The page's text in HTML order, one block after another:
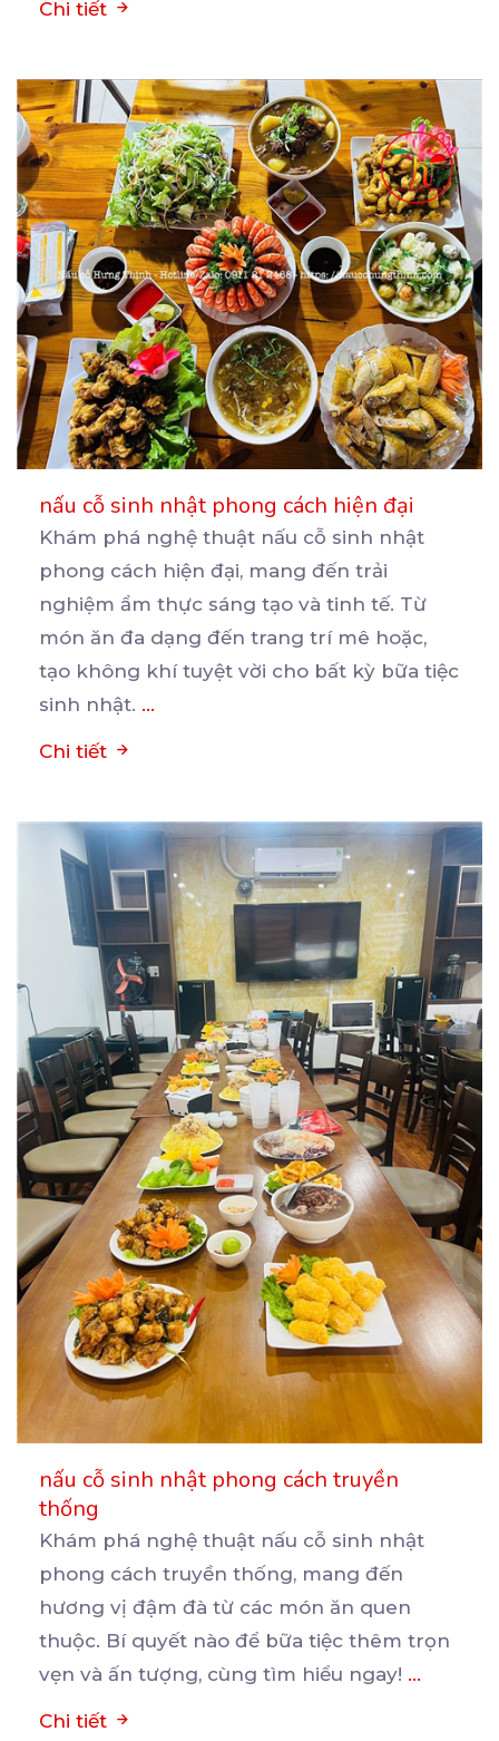
Chi tiết
nấu cỗ sinh nhật phong cách hiện đại
Khám phá nghệ thuật nấu cỗ sinh nhật
phong cách hiện đại, mang đến trải
nghiệm ẩm thực sáng tạo và tinh tế. Từ
món ăn đa dạng đến trang trí mê hoặc,
tạo không khí tuyệt vời cho bất kỳ bữa tiệc
sinh nhật. ...
Chi tiết
nấu cỗ sinh nhật phong cách truyền
thống
Khám phá nghệ thuật nấu cỗ sinh nhật
phong cách truyền thống, mang đến
hương vị đậm đà từ các món ăn quen
thuộc. Bí quyết nào để bữa tiệc thêm trọn
vẹn và ấn tượng, cùng tìm hiểu ngay! ...
Chi tiết